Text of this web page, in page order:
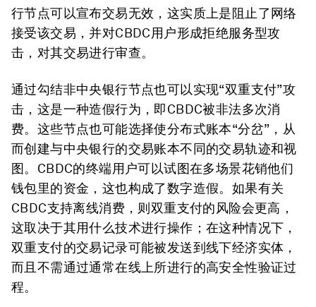
行节点可以宣布交易无效，这实质上是阻止了网络
接受该交易，并对CBDC用户形成拒绝服务型攻
击，对其交易进行审查。
通过勾结非中央银行节点也可以实现“双重支付”攻
击，这是一种造假行为，即CBDC被非法多次消
费。这些节点也可能选择使分布式账本“分岔”，从
而创建与中央银行的交易账本不同的交易轨迹和视
图。CBDC的终端用户可以试图在多场景花销他们
钱包里的资金，这也构成了数字造假。如果有关
CBDC支持离线消费，则双重支付的风险会更高，
这取决于其用什么技术进行操作；在这种情况下，
双重支付的交易记录可能被发送到线下经济实体，
而且不需通过通常在线上所进行的高安全性验证过
程。